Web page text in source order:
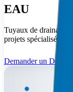
EAU
Tuyaux de drainage
projets spécialisés.
Demander un Devis